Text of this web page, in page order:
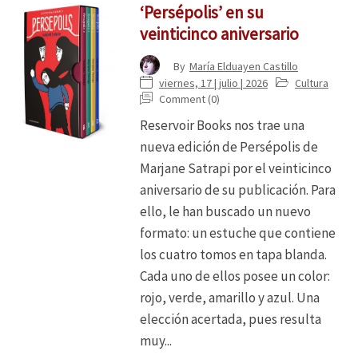
‘Persépolis’ en su
veinticinco aniversario
By María Elduayen Castillo
viernes, 17 | julio | 2026
Cultura
Comment (0)
Reservoir Books nos trae una
nueva edición de Persépolis de
Marjane Satrapi por el veinticinco
aniversario de su publicación. Para
ello, le han buscado un nuevo
formato: un estuche que contiene
los cuatro tomos en tapa blanda.
Cada uno de ellos posee un color:
rojo, verde, amarillo y azul. Una
elección acertada, pues resulta
muy...